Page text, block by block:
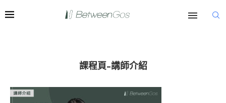
課程頁-講師介紹